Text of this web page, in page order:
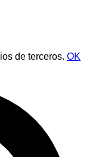
de terceros. OK